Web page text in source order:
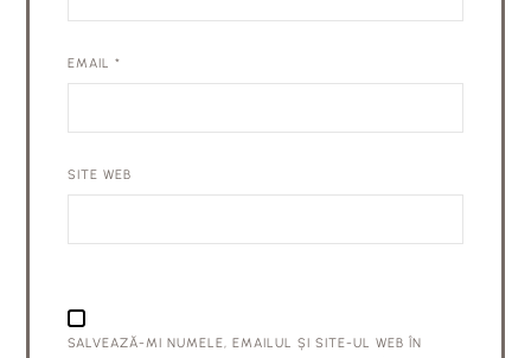
EMAIL*
SITE WEB
SALVEAZĂ-MI NUMELE, EMAILUL ȘI SITE-UL WEB ÎN